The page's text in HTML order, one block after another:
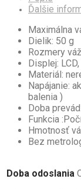
Ďalšie
Maximálna
Dielik: 50 g
Rozmery
Displej:
Materiál:
Napájanie:
balenia )
Doba
Funkcia
Hmotnosť
Bez
Doba odoslania